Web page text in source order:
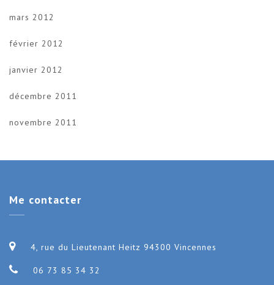
mars 2012
février 2012
janvier 2012
décembre 2011
novembre 2011
Me contacter
4, rue du Lieutenant Heitz 94300 Vincennes
06 73 85 34 32